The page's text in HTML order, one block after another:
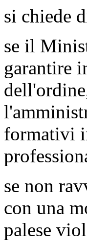
si chiede
se il
garantire
formativi
se non
con una
palese